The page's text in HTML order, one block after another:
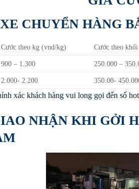
CHUYỂN HÀNG
Cước theo kg (vnd/kg) Cước theo
900 – 1.300 250.000 –
2.000- 2.200 350.00-
xác khách hàng vui long gọi đến số
NHẬN KHI GỞI